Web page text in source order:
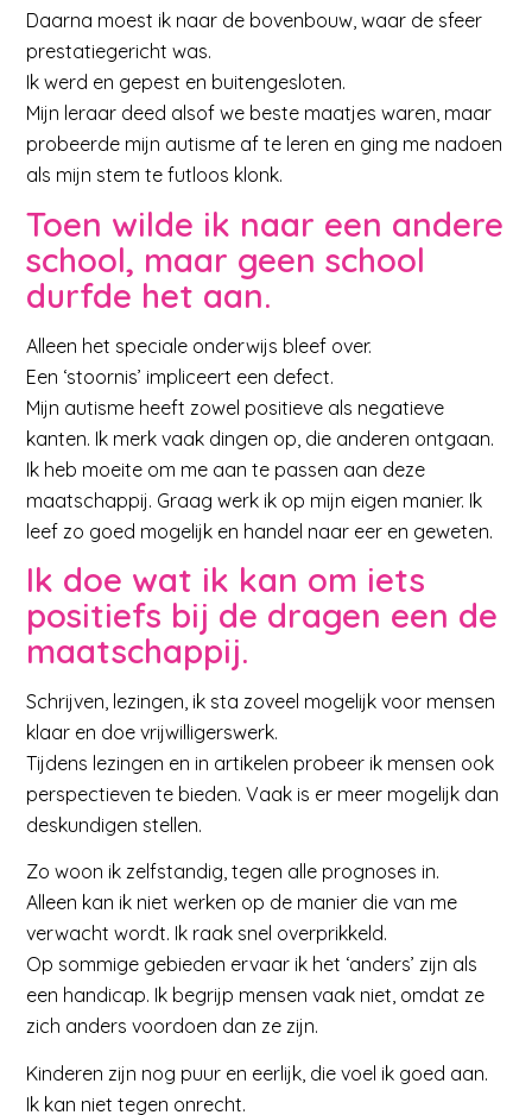
Daarna moest ik naar de bovenbouw, waar de sfeer
prestatiegericht was.
Ik werd en gepest en buitengesloten.
Mijn leraar deed alsof we beste maatjes waren, maar
probeerde mijn autisme af te leren en ging me nadoen
als mijn stem te futloos klonk.
Toen wilde ik naar een andere
school, maar geen school
durfde het aan.
Alleen het speciale onderwijs bleef over.
Een ‘stoornis’ impliceert een defect.
Mijn autisme heeft zowel positieve als negatieve
kanten. Ik merk vaak dingen op, die anderen ontgaan.
Ik heb moeite om me aan te passen aan deze
maatschappij. Graag werk ik op mijn eigen manier. Ik
leef zo goed mogelijk en handel naar eer en geweten.
Ik doe wat ik kan om iets
positiefs bij de dragen een de
maatschappij.
Schrijven, lezingen, ik sta zoveel mogelijk voor mensen
klaar en doe vrijwilligerswerk.
Tijdens lezingen en in artikelen probeer ik mensen ook
perspectieven te bieden. Vaak is er meer mogelijk dan
deskundigen stellen.
Zo woon ik zelfstandig, tegen alle prognoses in.
Alleen kan ik niet werken op de manier die van me
verwacht wordt. Ik raak snel overprikkeld.
Op sommige gebieden ervaar ik het ‘anders’ zijn als
een handicap. Ik begrijp mensen vaak niet, omdat ze
zich anders voordoen dan ze zijn.
Kinderen zijn nog puur en eerlijk, die voel ik goed aan.
Ik kan niet tegen onrecht.